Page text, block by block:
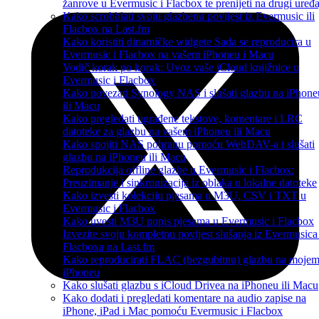
žanrove u Evermusic i Flacbox te prenijeti na drugi
Kako scrobblati svoju glazbenu povijest iz Evermusic ili
Flacbox na Last.fm
Kako koristiti dinamičke widgete Sada se reproducira u
Evermusic i Flacbox na vašem iPhoneu i Macu
Vodič korak po korak: Uvoz vaše iCloud knjižnice u
Evermusic i Flacbox
Kako povezati Synology NAS i slušati glazbu na
ili Macu
Kako pregledati ugrađene tekstove, komentare i LRC
datoteke za glazbu na vašem iPhoneu ili Macu
Kako spojiti NAS pohranu pomoću WebDAV-a i slušati
glazbu na iPhoneu ili Macu
Reprodukcija offline glazbe u Evermusic i Flacbox:
Preuzimanje i sinkronizacija iz oblaka u lokalne datoteke
Kako izvesti kolekciju pjesama u M3U, CSV i TXT u
Evermusic i Flacbox
Kako uvesti M3U popis pjesama u Evermusic i Flacbox
Izvezite svoju kompletnu povijest slušanja iz
Flacboxa na Last.fm
Kako reproducirati FLAC (bezgubitnu) glazbu na mojem
iPhoneu
Kako slušati glazbu s iCloud Drivea na iPhoneu ili Macu
Kako dodati i pregledati komentare na audio zapise na
iPhone, iPad i Mac pomoću Evermusic i Flacbox